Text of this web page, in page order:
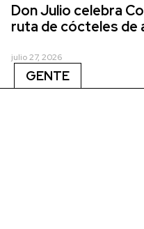
Don Julio celebra
ruta de cócteles de
julio 27, 2026
GENTE